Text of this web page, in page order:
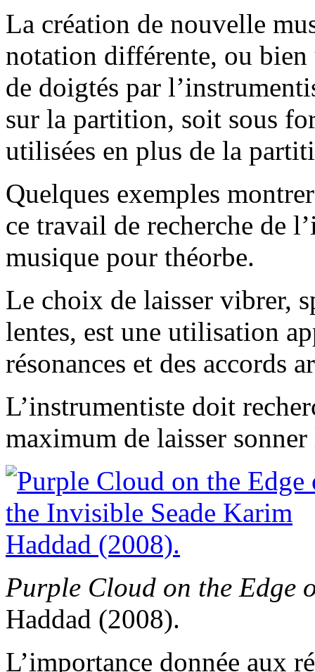
La création de nouvelle
notation différente, ou bien
de doigtés par
sur la partition, soit sous
utilisées en plus de la
Quelques exemples
ce travail de recherche de
musique pour théorbe.
Le choix de laisser vibrer,
lentes, est une utilisation
résonances et des accords
L’instrumentiste doit
maximum de laisser sonner
Purple Cloud on the Edge
Haddad (2008).
L’importance donnée aux